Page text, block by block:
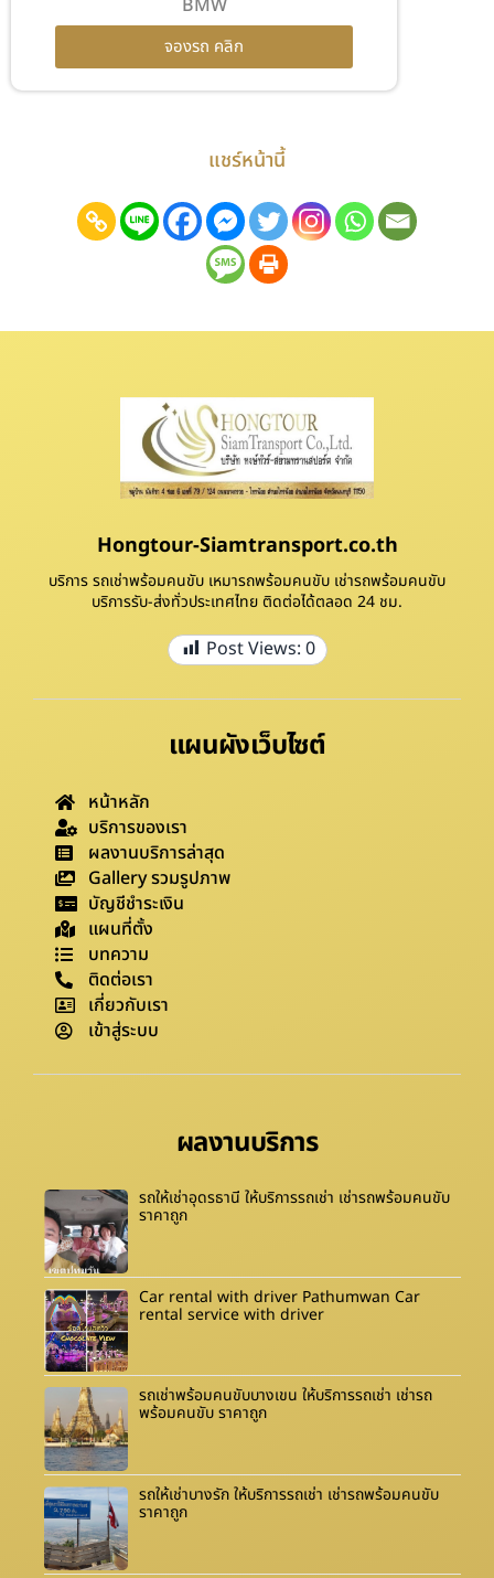
BMW
จองรถ คลิก
แชร์หน้านี้
Hongtour-Siamtransport.co.th
บริการ รถเช่าพร้อมคนขับ เหมารถพร้อมคนขับ เช่ารถพร้อมคนขับ
บริการรับ-ส่งทั่วประเทศไทย ติดต่อได้ตลอด 24 ชม.
Post Views: 0
แผนผังเว็บไซต์
หน้าหลัก
บริการของเรา
ผลงานบริการล่าสุด
Gallery รวมรูปภาพ
บัญชีชำระเงิน
แผนที่ตั้ง
บทความ
ติดต่อเรา
เกี่ยวกับเรา
เข้าสู่ระบบ
ผลงานบริการ
รถให้เช่าอุดรธานี ให้บริการรถเช่า เช่ารถพร้อมคนขับ
ราคาถูก
Car rental with driver Pathumwan Car
rental service with driver
รถเช่าพร้อมคนขับบางเขน ให้บริการรถเช่า เช่ารถ
พร้อมคนขับ ราคาถูก
รถให้เช่าบางรัก ให้บริการรถเช่า เช่ารถพร้อมคนขับ
ราคาถูก